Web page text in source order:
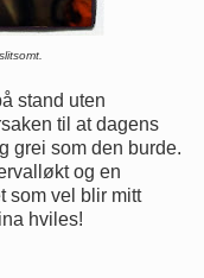
stand uten
til at dagens
grei som den burde.
og en
som vel blir mitt
hviles!